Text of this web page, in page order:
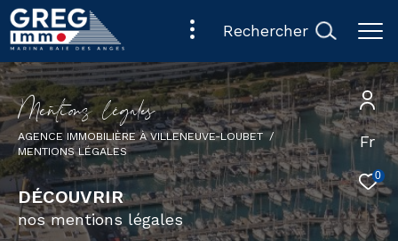
Fr
0
rechercher
Mentios légae
AGENCE IMMOBILIÈRE À VILLENEUVE-LOUBET
MENTIONS LÉGALES
DÉCOUVRIR
nos mentions légales